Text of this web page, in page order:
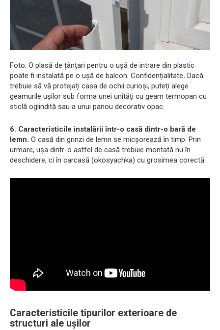
Foto: O plasă de țânțari pentru o ușă de intrare din plastic
poate fi instalată pe o ușă de balcon. Confidențialitate. Dacă
trebuie să vă protejați casa de ochii curioși, puteți alege
geamurile ușilor sub forma unei unități cu geam termopan cu
sticlă oglindită sau a unui panou decorativ opac.
6. Caracteristicile instalării într-o casă dintr-o bară de
lemn. O casă din grinzi de lemn se micșorează în timp. Prin
urmare, ușa dintr-o astfel de casă trebuie montată nu în
deschidere, ci în carcasă (okosyachka) cu grosimea corectă.
Caracteristicile tipurilor exterioare de
structuri ale ușilor